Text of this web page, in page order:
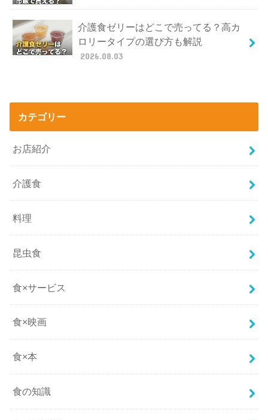
介護食ゼリーはどこで売ってる？高カ
ロリータイプの選び方も解説
2026.08.03
カテゴリー
お店紹介
介護食
料理
昆虫食
食×サービス
食×映画
食×本
食の知識